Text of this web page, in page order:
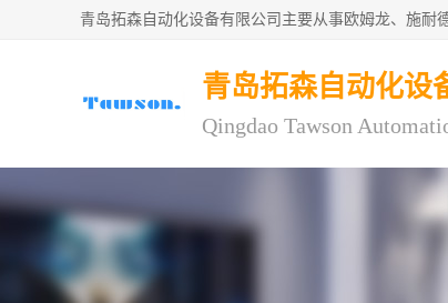
青岛拓森自动化设备有限公司主要从事欧姆龙、施
青岛拓森自动化设
Qingdao Tawson